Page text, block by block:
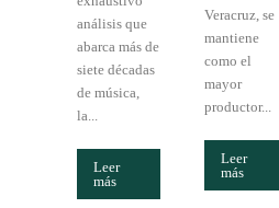
análisis que
abarca más de
siete décadas
de música,
la...
Leer
más
Veracruz, se
mantiene
como el
mayor
productor...
Leer
más